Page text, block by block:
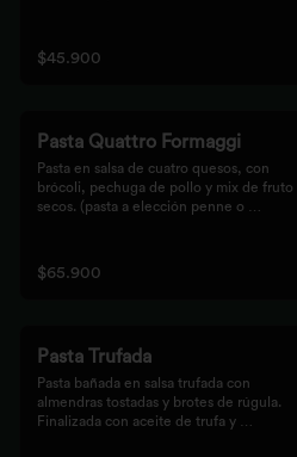
$45.900
Pasta Quattro Formaggi
Pasta en salsa de cuatro quesos, con
brócoli, pechuga de pollo y mix de fruto
secos. (pasta a elección penne o
$65.900
Pasta Trufada
Pasta bañada en salsa trufada con
almendras tostadas y brotes de rúgula.
Finalizada con aceite de trufa y